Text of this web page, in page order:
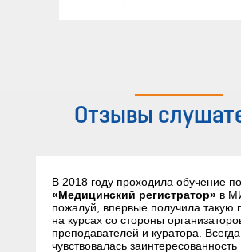
Отзывы
В 2018 году проходила обучение
«Медицинский регистратор» в
пожалуй, впервые получила такую
на курсах со стороны
преподавателей и куратора. Всегда
чувствовалась заинтересованность